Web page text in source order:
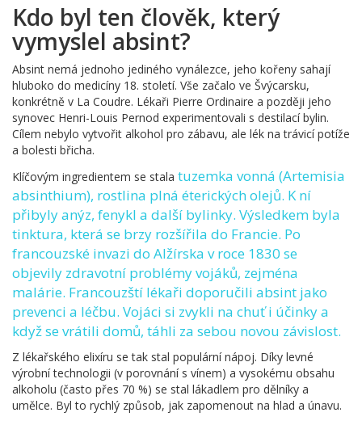
Kdo byl ten člověk, který
vymyslel absint?
Absint nemá jednoho jediného vynálezce, jeho kořeny sahají
hluboko do medicíny 18. století. Vše začalo ve Švýcarsku,
konkrétně v La Coudre. Lékaři Pierre Ordinaire a později jeho
synovec Henri-Louis Pernod experimentovali s destilací bylin.
Cílem nebylo vytvořit alkohol pro zábavu, ale lék na trávicí potíže
a bolesti břicha.
Klíčovým ingredientem se stala tuzemka vonná (Artemisia
absinthium), rostlina plná éterických olejů. K ní
přibyly anýz, fenykl a další bylinky. Výsledkem byla
tinktura, která se brzy rozšířila do Francie. Po
francouzské invazi do Alžírska v roce 1830 se
objevily zdravotní problémy vojáků, zejména
malárie. Francouzští lékaři doporučili absint jako
prevenci a léčbu. Vojáci si zvykli na chuť i účinky a
když se vrátili domů, táhli za sebou novou závislost.
Z lékařského elixíru se tak stal populární nápoj. Díky levné
výrobní technologii (v porovnání s vínem) a vysokému obsahu
alkoholu (často přes 70 %) se stal lákadlem pro dělníky a
umělce. Byl to rychlý způsob, jak zapomenout na hlad a únavu.